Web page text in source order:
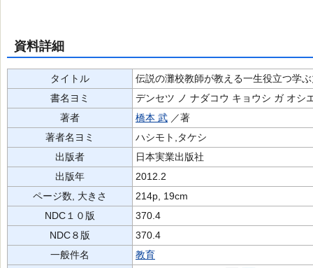
資料詳細
タイトル
伝説の灘校教師が教える一生役立つ学
書名ヨミ
デンセツ ノ ナダコウ キョウシ ガ オシ
著者
橋本 武 ／著
著者名ヨミ
ハシモト,タケシ
出版者
日本実業出版社
出版年
2012.2
ページ数, 大きさ
214p, 19cm
NDC１０版
370.4
NDC８版
370.4
一般件名
教育